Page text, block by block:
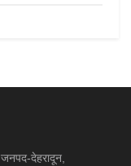
देहरादून,